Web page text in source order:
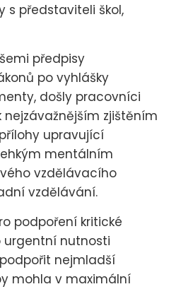
s představiteli škol,
předpisy
po vyhlášky
došly pracovníci
nejzávažnějším zjištěním
upravující
mentálním
vzdělávacího
vzdělávání.
podpoření kritické
urgentní nutnosti
nejmladší
mohla v maximální